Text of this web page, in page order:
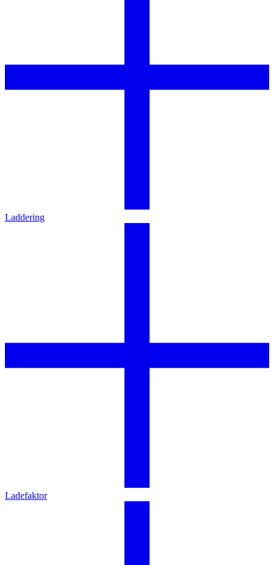
Laddering
Ladefaktor